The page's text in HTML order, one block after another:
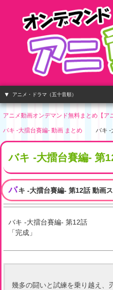
アニメ・ドラマ（五十音順）
アニメ動画オンデマンド無料まとめ【ア
バキ -大擂台賽編- 動画 まとめ バキ -
バキ -大擂台賽編- 第
バキ -大擂台賽編- 第12話 動画
バキ -大擂台賽編- 第12話
「完成 」
幾多の闘いと試練を乗り越え、